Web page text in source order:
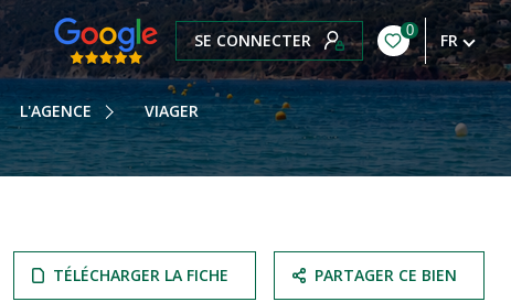
SE CONNECTER 0 FR
L'AGENCE
NOTRE HISTOIRE
NOTRE ÉQUIPE
NOS HONORAIRES
VIAGER
TÉLÉCHARGER LA FICHE PARTAGER CE BIEN